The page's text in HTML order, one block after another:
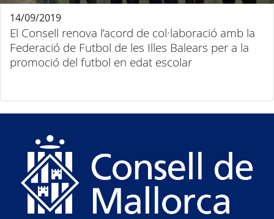
El Consell renova l’acord de col·laboració amb la
Federació de Futbol de les Illes Balears per a la
promoció del futbol en edat escolar
14/09/2019